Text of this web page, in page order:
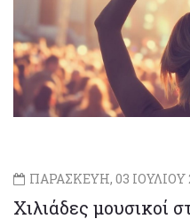
ΠΑΡΑΣΚΕΥΗ, 03 ΙΟΥΛΙΟΥ
Χιλιάδες μουσικοί